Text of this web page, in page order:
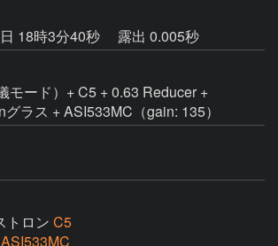
18時3分40秒
露出 0.005秒
モード）+ C5 + 0.63 Reducer +
ラス + ASI533MC（gain: 135）
トロン C5
ASI533MC